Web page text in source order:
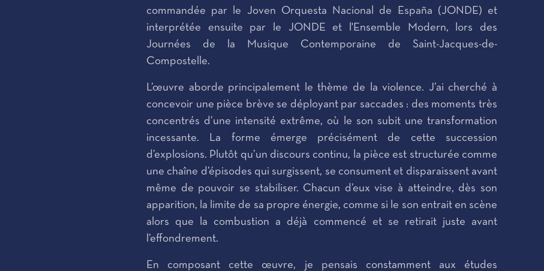
commandée par le Joven Orquesta Nacional de España (JONDE) et
interprétée ensuite par le JONDE et l'Ensemble Modern, lors des
Journées de la Musique Contemporaine de Saint-Jacques-de-
Compostelle.
L’œuvre aborde principalement le thème de la violence. J’ai cherché à
concevoir une pièce brève se déployant par saccades : des moments très
concentrés d’une intensité extrême, où le son subit une transformation
incessante. La forme émerge précisément de cette succession
d’explosions. Plutôt qu’un discours continu, la pièce est structurée comme
une chaîne d’épisodes qui surgissent, se consument et disparaissent avant
même de pouvoir se stabiliser. Chacun d’eux vise à atteindre, dès son
apparition, la limite de sa propre énergie, comme si le son entrait en scène
alors que la combustion a déjà commencé et se retirait juste avant
l’effondrement.
En composant cette œuvre, je pensais constamment aux études